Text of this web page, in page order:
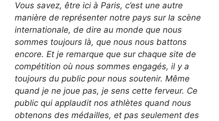
Vous savez, être ici à Paris, c’est une autre
manière de représenter notre pays sur la scène
internationale, de dire au monde que nous
sommes toujours là, que nous nous battons
encore. Et je remarque que sur chaque site de
compétition où nous sommes engagés, il y a
toujours du public pour nous soutenir. Même
quand je ne joue pas, je sens cette ferveur. Ce
public qui applaudit nos athlètes quand nous
obtenons des médailles, et pas seulement des